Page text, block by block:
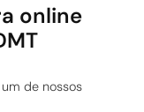
online
de nossos